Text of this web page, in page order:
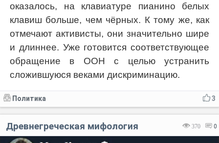
оказалось, на клавиатуре пианино белых
клавиш больше, чем чёрных. К тому же, как
отмечают активисты, они значительно шире
и длиннее. Уже готовится соответствующее
обращение в ООН с целью устранить
сложившуюся веками дискриминацию.
3
Политика
370 0
Древнегреческая мифология